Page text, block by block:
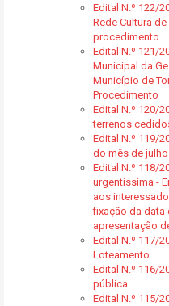
Edital N.º 122/
Rede Cultura
procedimento
Edital N.º 121/
Municipal da
Município de
Procedimento
Edital N.º 120/
terrenos
Edital N.º 119/
do mês de
Edital N.º 118/
urgentíssima -
aos
fixação da data
apresentação
Edital N.º 117/
Loteamento
Edital N.º 116/
pública
Edital N.º 115/